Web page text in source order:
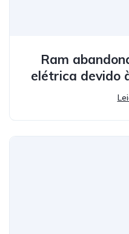
Ram
elétrica devido